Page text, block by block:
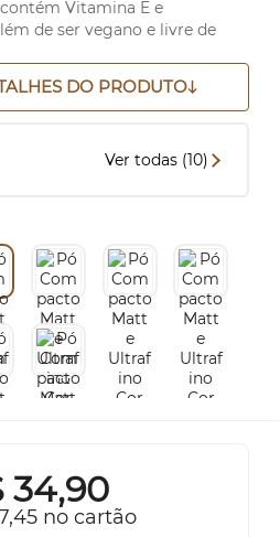
Vitamina E e
de ser vegano e livre de
DO PRODUTO
Ver todas (10)
34,90
no cartão